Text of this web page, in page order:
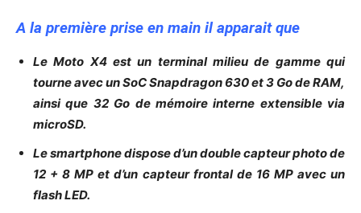
A la première prise en main il apparait que
Le Moto X4 est un terminal milieu de gamme qui
tourne avec un SoC Snapdragon 630 et 3 Go de RAM,
ainsi que 32 Go de mémoire interne extensible via
microSD.
Le smartphone dispose d’un double capteur photo de
12 + 8 MP et d’un capteur frontal de 16 MP avec un
flash LED.